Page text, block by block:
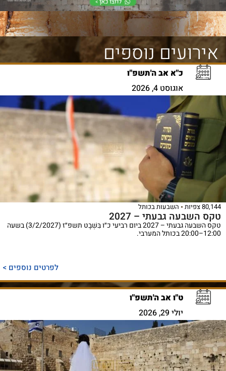
אירועים נוספים
כ"א אב ה'תשפ"ו
אוגוסט 4, 2026
80,144 צפיות השבעות בכותל
טקס השבעה גבעתי – 2027
טקס השבעה גבעתי – 2027 ביום רביעי כ״ו בִּשְׁבָט תשפ״ז (3/2/2027) בשעה
12:00–20:00 בכותל המערבי.
לפרטים נוספים >
ט"ו אב ה'תשפ"ו
יולי 29, 2026